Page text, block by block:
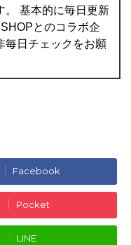
。 基本的に毎日更新
とのコラボ企
毎日チェックをお願
Facebook
Pocket
LINE